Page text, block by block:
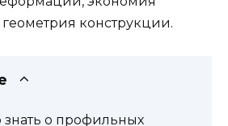
геометрия конструкции.
знать о профильных